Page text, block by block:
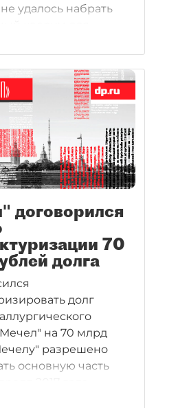
удалось набрать
по вопросу о
долга.
договорился
70
долга
долг
на 70 млрд
разрешено
основную часть
долг